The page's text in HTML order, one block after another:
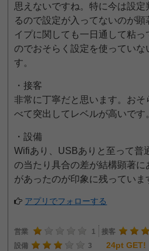
思えないですね。特に今は設
るので設定が入ってないのが顕
イプに関しても一日通して粘
のでおそらく設定を使っていな
す。
・接客
非常に丁寧だと思います。おそ
べて突出してレベルが高いです
・設備
Wifiあり、USBありと至って普
の当たり具合の差が結構顕著に
があったのが印象に残っていま
アプリでフォローする
営業 1 接客
設備
3 24pt GET!